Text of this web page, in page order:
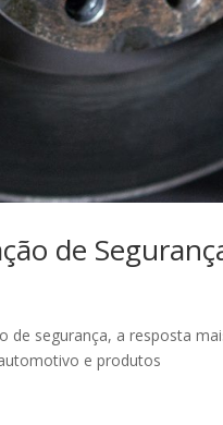
de
de segurança, a resposta
e produtos